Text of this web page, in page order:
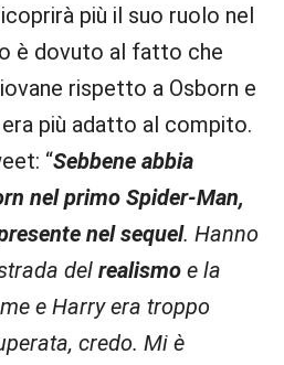
più il suo ruolo nel
è dovuto al fatto che
rispetto a Osborn e
più adatto al compito.
“Sebbene abbia
nel primo Spider-Man,
nel sequel. Hanno
del realismo e la
e Harry era troppo
credo. Mi è